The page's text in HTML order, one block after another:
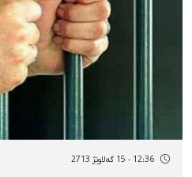
12:36 - 15 گەلاوێژ 2713